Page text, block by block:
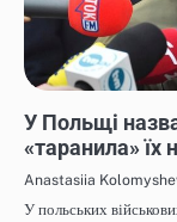
У Польщі
«таранила» їх
Anastasiia
У польських